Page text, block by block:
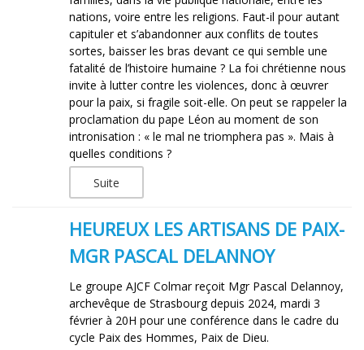
nations, voire entre les religions. Faut-il pour autant
capituler et s’abandonner aux conflits de toutes
sortes, baisser les bras devant ce qui semble une
fatalité de l’histoire humaine ? La foi chrétienne nous
invite à lutter contre les violences, donc à œuvrer
pour la paix, si fragile soit-elle. On peut se rappeler la
proclamation du pape Léon au moment de son
intronisation : « le mal ne triomphera pas ». Mais à
quelles conditions ?
Suite
HEUREUX LES ARTISANS DE PAIX-
MGR PASCAL DELANNOY
Le groupe AJCF Colmar reçoit Mgr Pascal Delannoy,
archevêque de Strasbourg depuis 2024, mardi 3
février à 20H pour une conférence dans le cadre du
cycle Paix des Hommes, Paix de Dieu.